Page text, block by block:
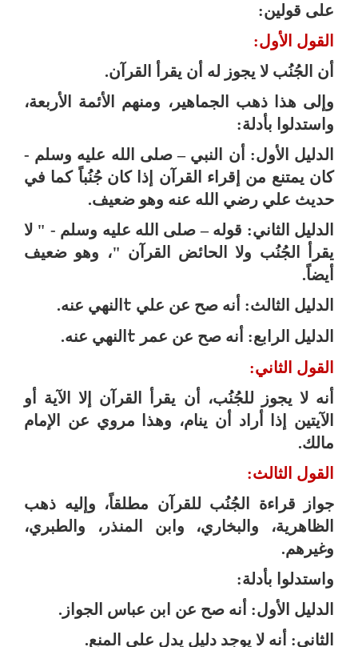
على قولين:
القول الأول:
أن الجُنُب لا يجوز له أن يقرأ القرآن.
وإلى هذا ذهب الجماهير، ومنهم الأئمة الأربعة،
واستدلوا بأدلة:
الدليل الأول:
أن النبي – صلى الله عليه وسلم -
كان يمتنع من إقراء القرآن إذا كان جُنُباً كما في
حديث علي رضي الله عنه وهو ضعيف.
الدليل الثاني: قوله – صلى الله عليه وسلم - " لا
يقرأ الجُنُب ولا الحائض القرآن "، وهو ضعيف
أيضاً.
الدليل الثالث: أنه صح عن علي t النهي عنه.
الدليل الرابع: أنه صح عن عمر t النهي عنه.
القول الثاني:
أنه لا يجوز للجُنُب، أن يقرأ القرآن إلا الآية أو
الآيتين إذا أراد أن ينام، وهذا مروي عن الإمام
مالك.
القول الثالث:
جواز قراءة الجُنُب للقرآن مطلقاً، وإليه ذهب
الظاهرية، والبخاري، وابن المنذر، والطبري،
وغيرهم.
واستدلوا بأدلة:
الدليل الأول: أنه صح عن ابن عباس الجواز.
الثاني: أنه لا يوجد دليل يدل على المنع.